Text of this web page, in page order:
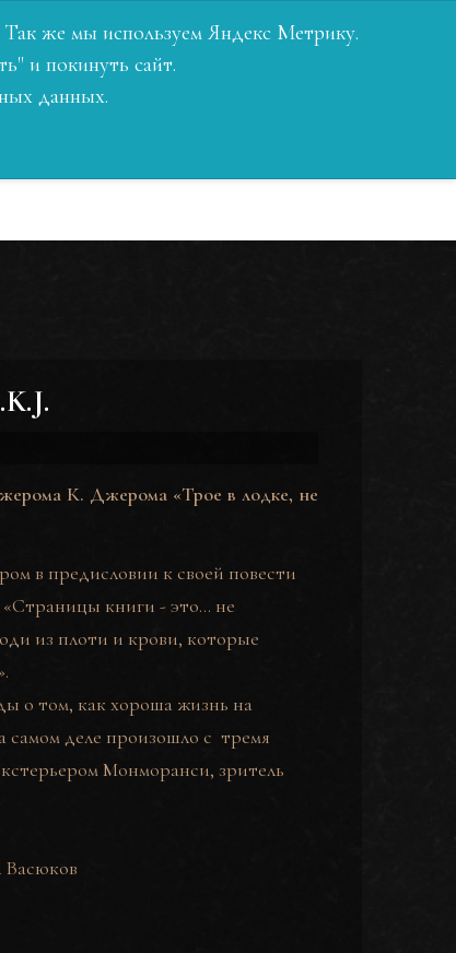
же мы используем Яндекс Метрику.
и покинуть сайт.
данных.
КОНТАКТЫ ВОЙТИ
К. Джерома «Трое в лодке, не
в предисловии ксвоей повести
«Страницы книги - это… не
из плоти и крови, которые
о том, как хороша жизнь на
деле произошло с тремя
Монморанси, зритель